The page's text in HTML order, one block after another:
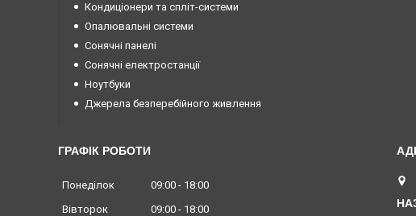
Кондиціонери та спліт-системи
Опалювальні системи
Сонячні панелі
Сонячні електростанції
Ноутбуки
Джерела безперебійного живлення
ГРАФІК РОБОТИ
Понеділок 09:00
18:00
Вівторок
09:00
18:00